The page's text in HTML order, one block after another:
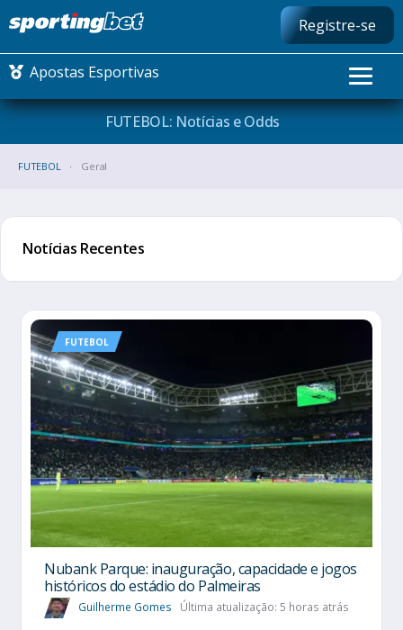
Registre-se
Apostas Esportivas
CONMEBOL LIBERTADORES
FUTEBOL INTERNACIONAL
MAIS ESPORTES
FUTEBOL: Notícias eOdds
FUTEBOL Geral
Notícias Recentes
FUTEBOL
Nubank Parque: inauguração, capacidade e jogos
históricos do estádio do Palmeiras
Guilherme Gomes Última atualização: 5 horas atrás